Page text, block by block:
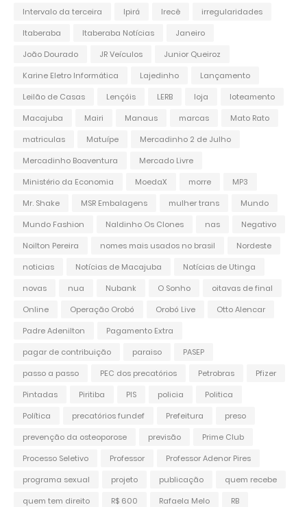
Intervalo da terceira
Ipirá Irecê
irregularidades
Itaberaba
Itaberaba Notícias
Janeiro
João Dourado
JR Veículos
Junior Queiroz
Karine Eletro Informática
Lajedinho
Lançamento
Leilão de Casas
Lençóis LERB loja
loteamento
Macajuba
Mairi Manaus marcas
Mato Rato
matriculas
Matuípe
Mercadinho 2 de Julho
Mercadinho Boaventura
Mercado Livre
Ministério da Economia
MoedaX morre
MP3
Mr. Shake
MSR Embalagens mulher trans
Mundo
Mundo Fashion
Naldinho Os Clones nas
Negativo
Noilton Pereira
nomes mais usados no brasil
Nordeste
noticias
Notícias de Macajuba
Notícias de Utinga
novas
nua Nubank O Sonho
oitavas de final
Online
Operação Orobó Orobó Live
Otto Alencar
Padre Adenilton
Pagamento Extra
pagar de contribuição
paraiso
PASEP
passo a passo
PEC dos precatórios Petrobras
Pfizer
Pintadas
Piritiba PIS policia
Politica
Política
precatórios fundef Prefeitura
preso
prevenção da osteoporose
previsão
Prime Club
Processo Seletivo
Professor
Professor Adenor Pires
programa sexual
projeto publicação
quem recebe
quem tem direito
R$ 600 Rafaela Melo
RB